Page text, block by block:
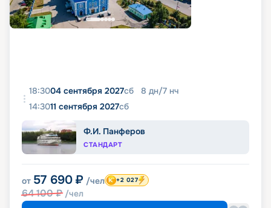
18:3004 сентября 2027сб 8 дн/7 нч
14:3011 сентября 2027сб
Ф.И. Панферов
СТАНДАРТ
от 57 690 ₽ /чел
64 100₽ /чел
+2 027